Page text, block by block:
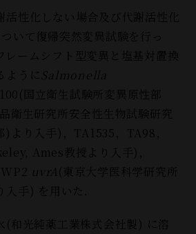
活性化しない場合及び代謝活性化
いて復帰突然変異試験を行っ
レームシフト型変異と塩基対置換
ように Salmonella
国立衛生試験所変異原性部
衛生研究所安全性生物試験研究
) より入手 ) ，TA1535，TA98，
Ames教授より入手)，
uvrA(東京大学医科学研究所
入手 ) を用いた．
(和光純薬工業株式会社製 ) に溶